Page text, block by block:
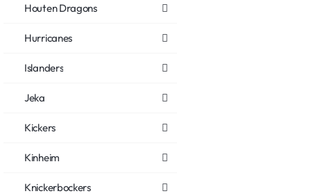
Houten Dragons
Hurricanes
Islanders
Jeka
Kickers
Kinheim
Knickerbockers